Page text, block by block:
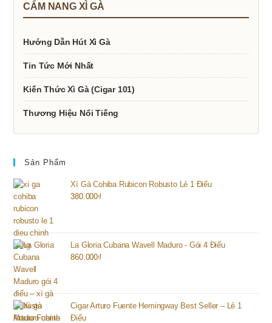
CẨM NANG XÌ GÀ
Hướng Dẫn Hút Xì Gà
Tin Tức Mới Nhất
Kiến Thức Xì Gà (Cigar 101)
Thương Hiệu Nổi Tiếng
Sản Phẩm
Xì Gà Cohiba Rubicon Robusto Lẻ 1 Điếu
380.000₫
La Gloria Cubana Wavell Maduro - Gói 4 Điếu
860.000₫
Cigar Arturo Fuente Hemingway Best Seller – Lẻ 1
Điếu